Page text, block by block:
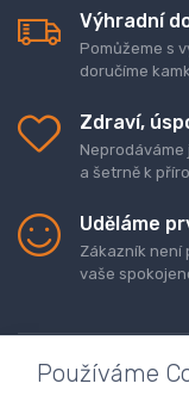
Výhradní
Pomůžeme s
doručíme
Zdraví,
Neprodáváme
a šetrně k
Uděláme
Zákazník není
vaše
Používáme